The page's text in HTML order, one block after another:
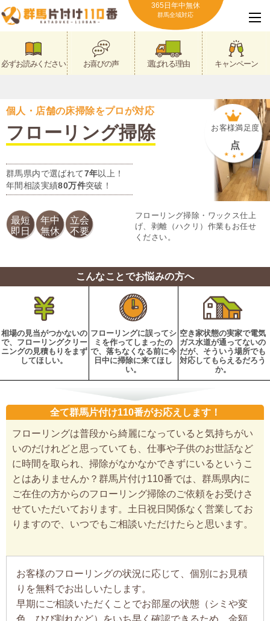
365日年中無休
群馬全域対応
必ずお読みください お喜びの声 選ばれる理由 キャンペーン
個人・店舗の床掃除をプロが対応
フローリング掃除
群馬県内で選ばれて7年以上！
年間相談実績80万件突破！
お客様満足度
点
最短
即日
年中
無休
立会
不要
フローリング掃除・ワックス仕上
げ、剥離（ハクリ）作業もお任せ
ください。
こんなことでお悩みの方へ
相場の見当がつかないの
で、フローリングクリー
ニングの見積もりをまず
してほしい。
フローリングに誤ってシ
ミを作ってしまったの
で、落ちなくなる前に今
日中に掃除に来てほし
い。
空き家状態の実家で電気
ガス水道が通ってないの
だが、そういう場所でも
対応してもらえるだろう
か。
全て群馬片付け110番がお応えします！
フローリングは普段から綺麗になっていると気持ちがい
いのだけれどと思っていても、仕事や子供のお世話など
に時間を取られ、掃除がなかなかできずにいるというこ
とはありませんか？群馬片付け110番では、群馬県内に
ご在住の方からのフローリング掃除のご依頼をお受けさ
せていただいております。土日祝日関係なく営業してお
りますので、いつでもご相談いただけたらと思います。
お客様のフローリングの状況に応じて、個別にお見積
りを無料でお出しいたします。
早期にご相談いただくことでお部屋の状態（シミや変
色、ひび割れなど）をいち早く確認できるため、金額